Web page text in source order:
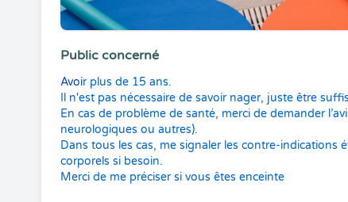
Public concerné
Avoir plus de 15 ans.
Il n'est pas nécessaire de savoir nager, juste être
En cas de problème de santé, merci de demander
neurologiques ou autres).
Dans tous les cas, me signaler les contre-indications
corporels si besoin.
Merci de me préciser si vous êtes enceinte